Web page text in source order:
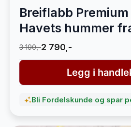
Breiflabb Premium
Havets hummer
3 190,-2 790,-
Legg i
Bli Fordelskunde og spar